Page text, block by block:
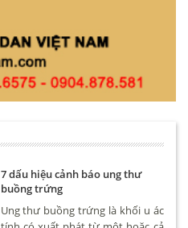
7 dấu hiệu cảnh báo ung thư
buồng trứng
Ung thư buồng trứng là khối u ác